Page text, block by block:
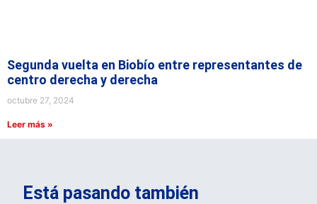
Segunda vuelta en Biobío entre representantes de
centro derecha y derecha
octubre 27, 2024
Leer más »
Está pasando también